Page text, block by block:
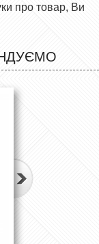
про товар, Ви